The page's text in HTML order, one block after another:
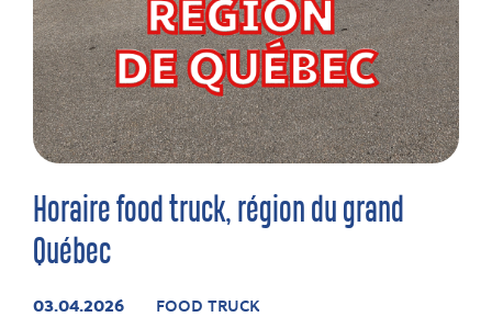
Horaire food truck, région du grand
Québec
03.04.2026 FOOD TRUCK